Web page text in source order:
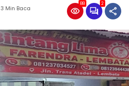
3 Min Baca
88 2